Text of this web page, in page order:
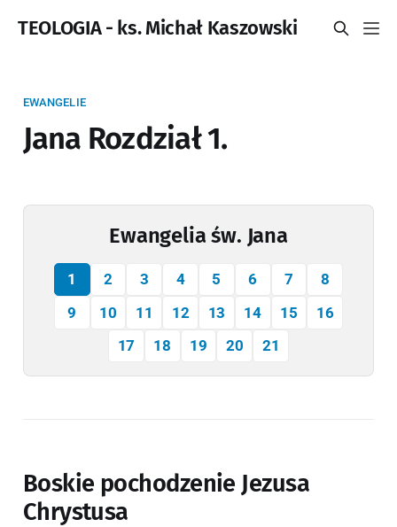
TEOLOGIA - ks. Michał Kaszowski
EWANGELIE
Jana Rozdział 1.
Ewangelia św. Jana
1 2 3 4 5 6 7
8
9
10 11 12 13 14 15
16
17
18 19 20 21
Boskie pochodzenie Jezusa
Chrystusa